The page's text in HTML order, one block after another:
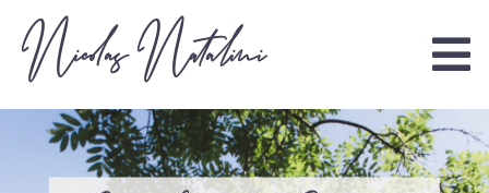
Nicolas Natalini